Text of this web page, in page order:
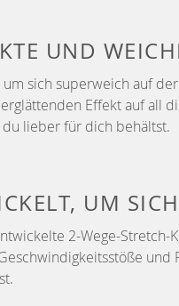
UND
um sich superweich auf
Effekt auf all
lieber für dich behältst.
UM
2-Wege-Stretch-
und